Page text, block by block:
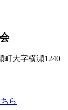
大字横瀬1240
ら